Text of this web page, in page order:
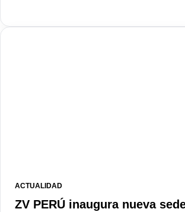
ACTUALIDAD
ZV PERÚ inaugura nueva